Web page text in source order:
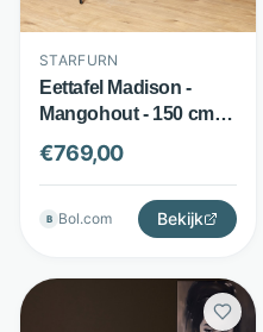
STARFURN
Eettafel Madison -
Mangohout - 150 cm
breed - Bruin - Starfurn
€769,00
B Bol.com Bekijk